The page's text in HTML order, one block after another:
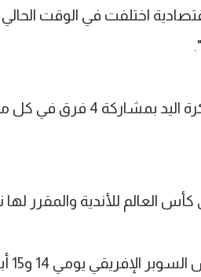
اختلفت في الوقت
وتقام منافسات السوبر الإفريقي
العالم للأندية والمقرر لها
يومي 14 و15 أبريل المقبل.